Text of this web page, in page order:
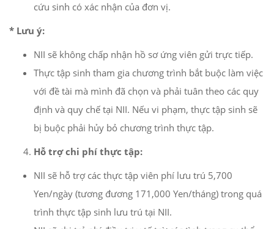
cứu sinh có xác nhận của đơn vị.
* Lưu ý:
NII sẽ không chấp nhận hồ sơ ứng viên gửi trực tiếp.
Thực tập sinh tham gia chương trình bắt buộc làm việc
với đề tài mà mình đã chọn và phải tuân theo các quy
định và quy chế tại NII. Nếu vi phạm, thực tập sinh sẽ
bị buộc phải hủy bỏ chương trình thực tập.
Hỗ trợ chi phí thực tập:
NII sẽ hỗ trợ các thực tập viên phí lưu trú 5,700
Yen/ngày (tương đương 171,000 Yen/tháng) trong quá
trình thực tập sinh lưu trú tại NII.